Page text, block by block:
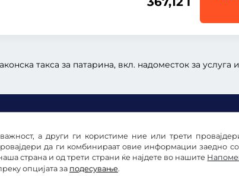
а други ги користиме ние или трети
да ги комбинираат овие информации заедно
страна и од трети страни ќе најдете во нашите
опцијата за подесување.
такса за патарина, вкл. надоместок за услуга